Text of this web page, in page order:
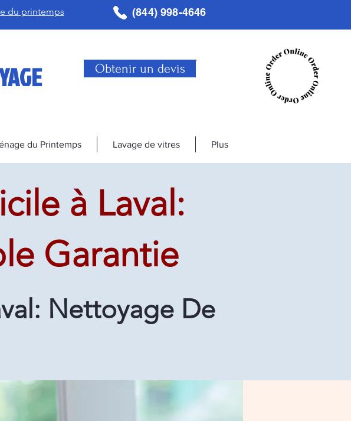
du printemps (844) 998-4646
Obtenir un devis
du Printemps Lavage de vitres Plus
à Laval:
Garantie
Nettoyage De